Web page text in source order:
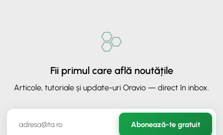
Fii primul care află noutățile
Articole, tutoriale și update-uri Oravio — direct în inbox.
Abonează-te gratuit
ORAVIO - Asistent AI